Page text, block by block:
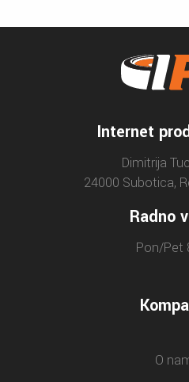
Internet
Dimitrija
24000 Subotica,
Radno
Pon/Pet
O